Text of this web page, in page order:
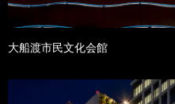
大船渡市民文化会館